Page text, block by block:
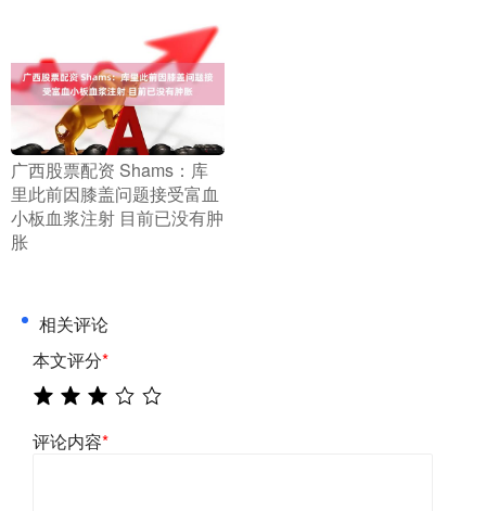
​广西股票配资 Shams：库
里此前因膝盖问题接受富血
小板血浆注射 目前已没有肿
胀
相关评论
本文评分*
评论内容*